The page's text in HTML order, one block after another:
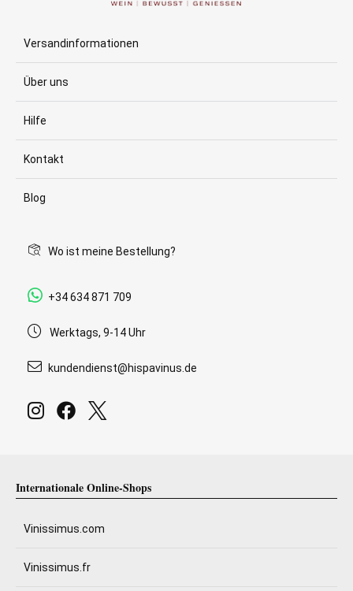
Versandinformationen
Über uns
Hilfe
Kontakt
Blog
Wo ist meine Bestellung?
+34 634 871 709
Werktags, 9-14 Uhr
kundendienst@hispavinus.de
Internationale Online-Shops
Vinissimus.com
Vinissimus.fr